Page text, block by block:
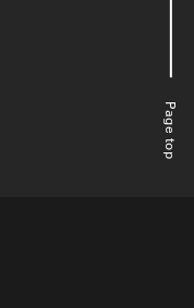
Page top